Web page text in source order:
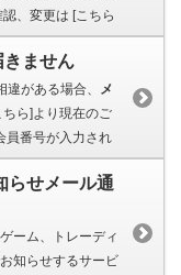
、変更は [こちら
きません
がある場合、 メ
ら]より現在のご
員番号が入力され
らせメール通
ーム、トレーディ
知らせするサービ